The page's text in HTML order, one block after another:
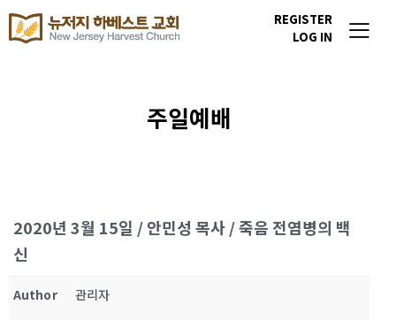
REGISTER
LOG IN
주일예배
2020년 3월 15일 / 안민성 목사 / 죽음 전염병의 백
신
Author
관리자